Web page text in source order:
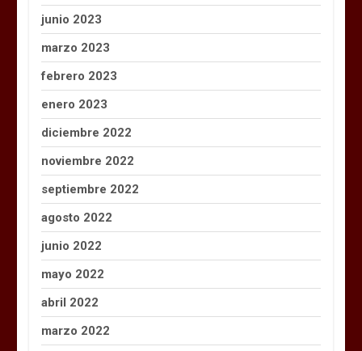
junio 2023
marzo 2023
febrero 2023
enero 2023
diciembre 2022
noviembre 2022
septiembre 2022
agosto 2022
junio 2022
mayo 2022
abril 2022
marzo 2022